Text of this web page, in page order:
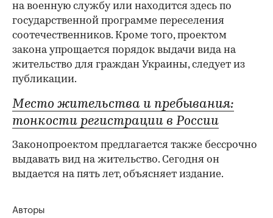
на военную службу или находится здесь по
государственной программе переселения
соотечественников. Кроме того, проектом
закона упрощается порядок выдачи вида на
жительство для граждан Украины, следует из
публикации.
Место жительства и пребывания:
тонкости регистрации в России
Законопроектом предлагается также бессрочно
выдавать вид на жительство. Сегодня он
выдается на пять лет, объясняет издание.
Авторы